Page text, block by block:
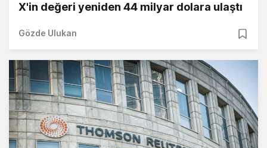
X'in değeri yeniden 44 milyar dolara ulaştı
Gözde Ulukan